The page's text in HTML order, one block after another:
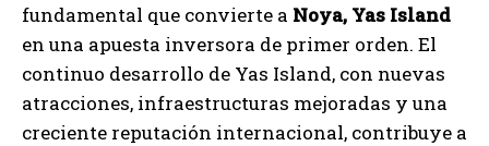
fundamental que convierte a Noya, Yas Island
en una apuesta inversora de primer orden. El
continuo desarrollo de Yas Island, con nuevas
atracciones, infraestructuras mejoradas y una
creciente reputación internacional, contribuye a